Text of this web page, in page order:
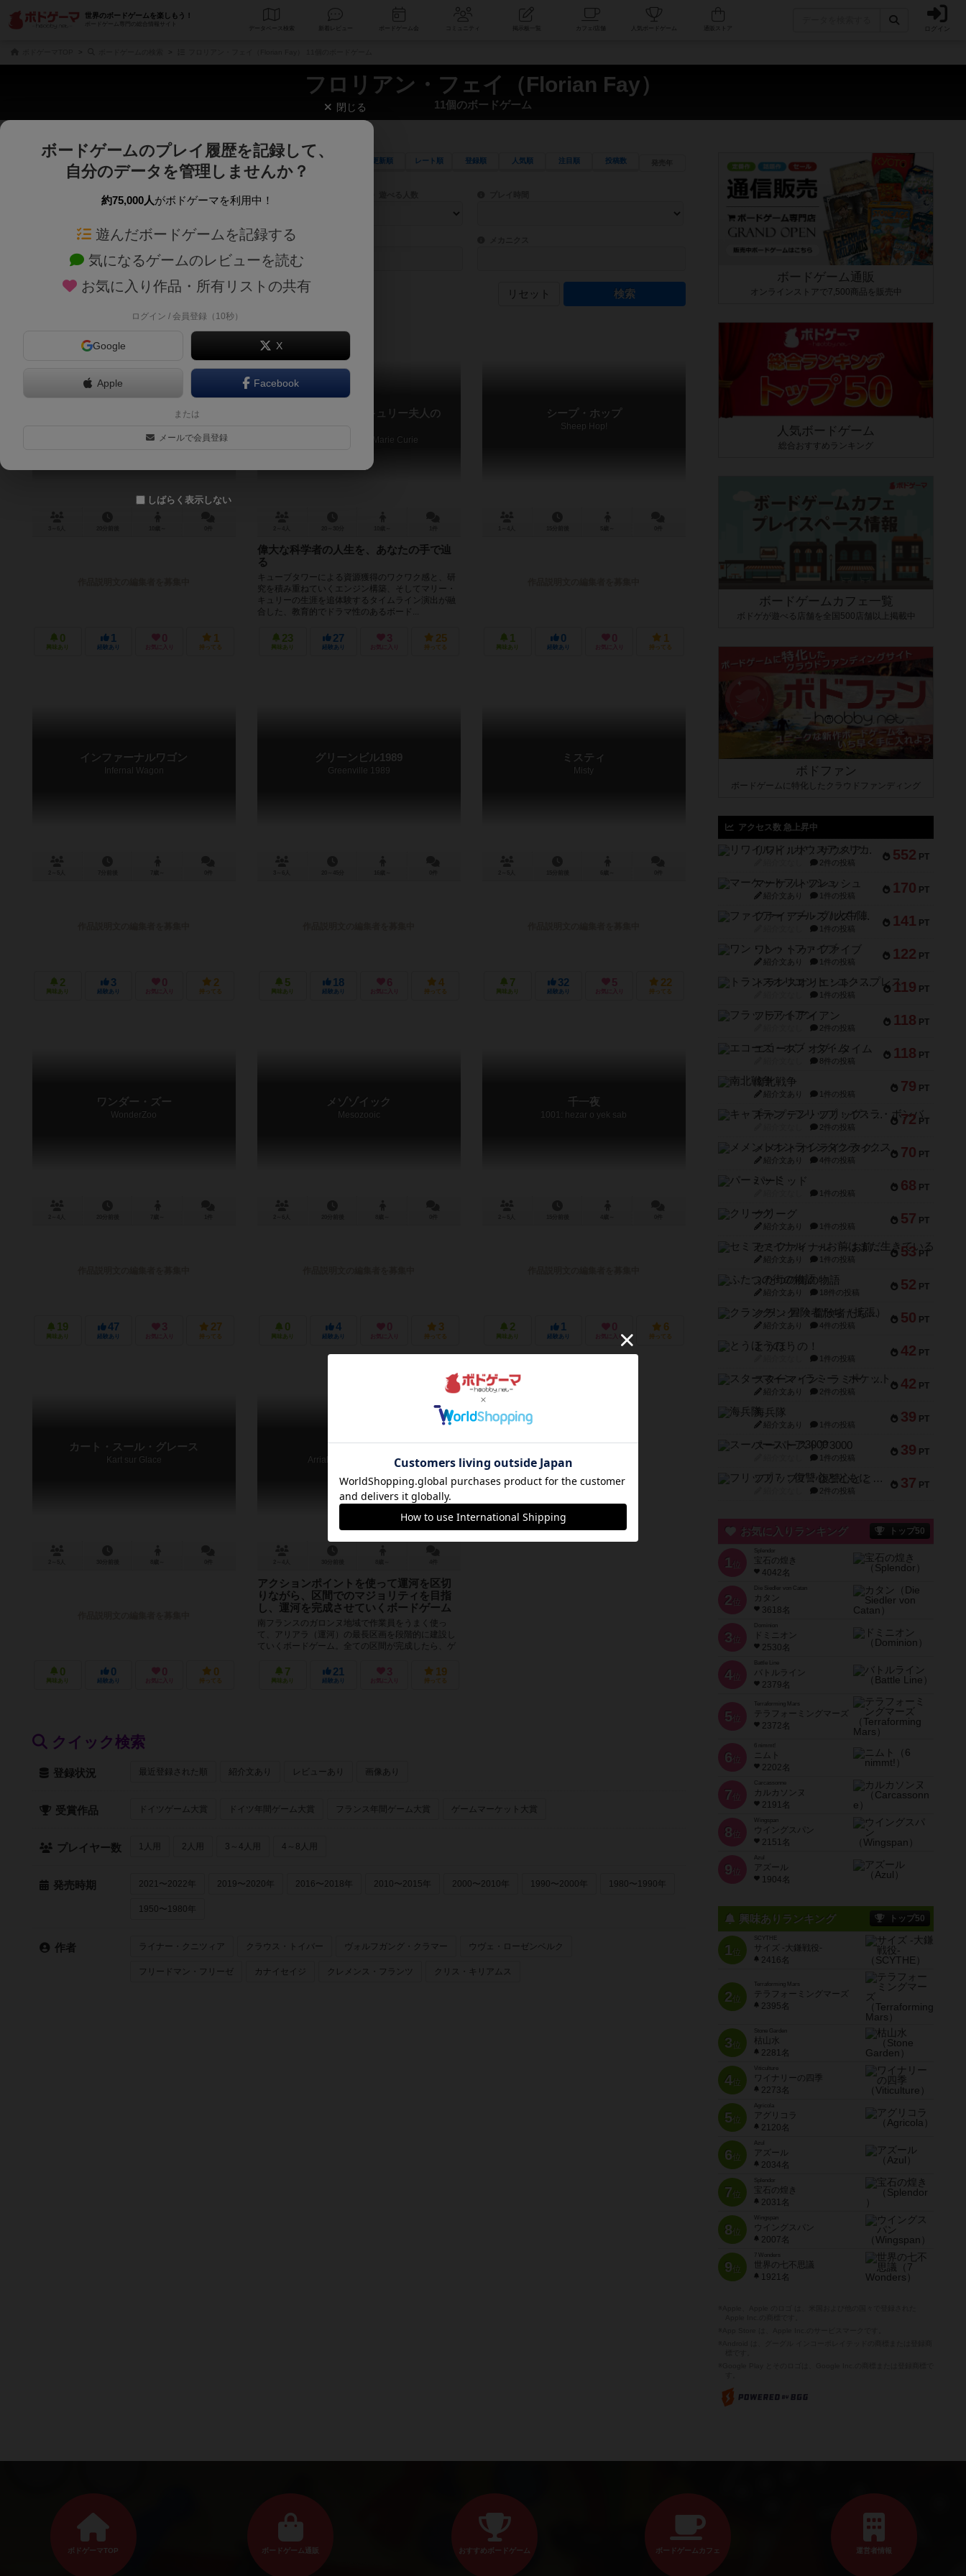
世界のボードゲームを楽しもう！
ボードゲーム専門の総合情報サイト
データベース コミュニティ 人気ボードゲーム ログイン
フロリアン・フェイ（Florian Fay）
11個のボードゲーム
じっくり表示 更新順 レート順 登録順 人気順 注目順 投稿数
商品名、商品説明文、デザイナー名、テーマ名、メカニクス名を対象にフリーワード検索ができます。
ゲームデザイナー名を指定して検索できます。
ゲームデザイナー 目安となる所要時間を指定することができます。マニュアルを読む時間や参加者へのルール説明時間は含まれていないため、初めて
対象年齢を指定します。 世界観や登場人物などモチーフ・ストーリーを指定することができます。直感的にゲームシステムを理解できるよう、中世ファンタジー・クッキング・海賊同士の対決など、ゲームコンセプトを絞
テーマ/フレーバー ゲーム性を構成するコアシステムです。主にボードゲームに慣れている方向けの絞込機能です。例えば「ダイスロール」はランダ
リセット
0
興味あり
1
経験あり
0
お気に入り
1
持ってる
マリー・キュリー：キュリー夫人の
In the Footsteps of Marie Curie
偉大な科学者の人生を、あなたの手で辿
る
キューブタワーによる資源獲得のワクワク感と、研
究を積み重ねていくエンジン構築、そしてマリー・
キュリーの生涯を追体験するタイムライン演出が融
合した、教育的でドラマ性のあるボード...
23
興味あり
27
経験あり
3
お気に入り
25
持ってる
シープ・ホップ
Sheep Hop!
1
興味あり
0
経験あり
0
お気に入り
1
持ってる
インファーナルワゴン
Infernal Wagon
2
興味あり
3
経験あり
0
お気に入り
2
持ってる
グリーンビル1989
Greenville 1989
5
興味あり
18
経験あり
6
お気に入り
4
持ってる
ミスティ
Misty
7
興味あり
32
経験あり
5
お気に入り
22
持ってる
ワンダー・ズー
WonderZoo
19
興味あり
47
経験あり
3
お気に入り
27
持ってる
メゾゾイック
Mesozooic
0
興味あり
4
経験あり
0
お気に入り
3
持ってる
千一夜
1001: hezar o yek sab
2
興味あり
1
経験あり
0
お気に入り
6
持ってる
カート・スール・グレース
Kart sur Glace
0
興味あり
0
経験あり
0
お気に入り
0
持ってる
アリアラ
Arriala: Canal de Garonne
アクションポイントを使って運河を区切
りながら、区間でのマジョリティを目指
し、運河を完成させていくボードゲーム
南フランスのガロンヌ地域で作業員をうまく使っ
て、アリアラ（運河）の最長区画を段階的に建設し
ていくボードゲーム。全ての区間が完成したら、ゲ
7
興味あり
21
経験あり
3
お気に入り
19
持ってる
クイック検索
登録状況 最近登録された順 紹介文あり レビューあり 画像あり
受賞作品 ドイツゲーム大賞 ドイツ年間ゲーム大賞 フランス年間ゲーム大賞 ゲームマーケット大賞
プレイヤー数 1人用 2人用 3～4人用 4～8人用
発売時期 2021〜2022年 2019〜2020年 2016〜2018年 2010〜2015年 2000〜2010年 1990〜2000年 1980〜1990年
1950〜1980年
作者 ライナー・クニツィア クラウス・トイバー ヴォルフガング・クラマー ウヴェ・ローゼンベルク
フリードマン・フリーゼ カナイセイジ クレメンス・フランツ クリス・キリアムス
ボードゲーム通販
オンラインストアで7,500商品を販売中
人気ボードゲーム
総合おすすめランキング
ボードゲームカフェ一覧
ボドゲが遊べる店舗を全国500店舗以上掲載中
ボドファン
ボードゲームに特化したクラウドファンディング
アクセス数 急上昇中
552 PT
リワイルド：サウスアメリカ
2件の投稿
170 PT
マーケットフレッシュ
紹介文あり 1件の投稿
141 PT
ファイアー・ブルズ / 火牛陣
1件の投稿
122 PT
ワン・トゥ・ファイブ
紹介文あり 1件の投稿
119 PT
トランスオリエント・エクスプレス
1件の投稿
118 PT
フラットアイアン
2件の投稿
118 PT
エコーズ・オブ・タイム
8件の投稿
79 PT
南北戦争
紹介文あり 1件の投稿
72 PT
キャプテン・フリップ：イスラ・ボンバ
2件の投稿
70 PT
メメントオンラインタクティクス
紹介文あり 4件の投稿
68 PT
パーミッド
1件の投稿
57 PT
クリーグ
紹介文あり 1件の投稿
53 PT
セミファイナル ～お前はまだ生きている～
紹介文あり 1件の投稿
52 PT
ふたつの街の物語
紹介文あり 18件の投稿
50 PT
クランク! ：冒険者たち（拡張）
紹介文あり 4件の投稿
42 PT
とうほうの！
1件の投稿
42 PT
スターマイン・ラミー ポケット
紹介文あり 2件の投稿
39 PT
海兵隊
紹介文あり 1件の投稿
39 PT
スーパーストア3000
1件の投稿
37 PT
フリップ７：復讐心とともに
2件の投稿
お気に入りランキング トップ50
1 位
宝石の煌き
4042名
2 位
Die Siedler von Catan
カタン
3618名
3 位
ドミニオン
2530名
4位
Battle Line
バトルライン
2379名
5 位
Terraforming Mars
テラフォーミングマーズ
2372名
6 位
ニムト
2202名
7 位
Carcassonne
カルカソンヌ
2191名
8 位
Wingspan
ウイングスパン
2151名
9 位
Azul
アズール
1904名
興味ありランキング トップ50
1位
SCYTHE
サイズ -大鎌戦役-
2416名
2位
Terraforming Mars
テラフォーミングマーズ
2395名
3位
Stone Garden
枯山水
2281名
4位
Viticulture
ワイナリーの四季
2273名
5位
Agricola
アグリコラ
2120名
6位
Azul
アズール
2034名
7位
宝石の煌き
2031名
8位
Wingspan
ウイングスパン
2007名
9位
7 Wonders
世界の七不思議
1921名
閉じる
ボードゲームのプレイ履歴を記録して、
自分のデータを管理しませんか？
約75,000人がボドゲーマを利用中！
遊んだボードゲームを記録する
気になるゲームのレビューを読む
お気に入り作品・所有リストの共有
ログイン / 会員登録（10秒）
Google X
Apple Facebook
または
メールで会員登録
しばらく表示しない
ボドゲーマTOP ボードゲーム通販 おすすめボードゲーム ボードゲームカフェ 運営者情報